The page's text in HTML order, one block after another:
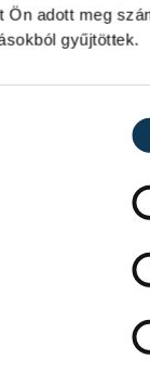
Ön adott meg
gyűjtöttek.
15. UTCAI